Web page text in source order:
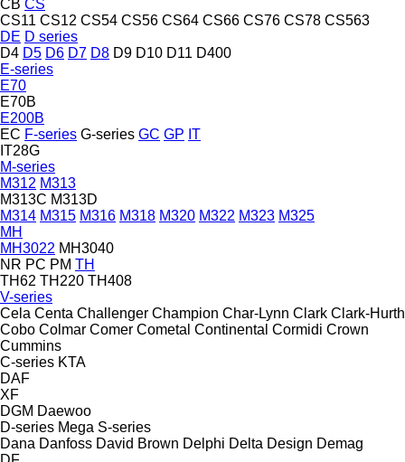
CB CS
CS11 CS12 CS54 CS56 CS64 CS66 CS76 CS78 CS563
DE D series
D4 D5 D6 D7 D8 D9 D10 D11 D400
E-series
E70
E70B
E200B
EC F-series G-series GC GP IT
IT28G
M-series
M312 M313
M313C M313D
M314 M315 M316 M318 M320 M322 M323 M325
MH
MH3022 MH3040
NR PC PM TH
TH62 TH220 TH408
V-series
Cela Centa Challenger Champion Char-Lynn Clark Clark-Hurth
Cobo Colmar Comer Cometal Continental Cormidi Crown
Cummins
C-series KTA
DAF
XF
DGM Daewoo
D-series Mega S-series
Dana Danfoss David Brown Delphi Delta Design Demag